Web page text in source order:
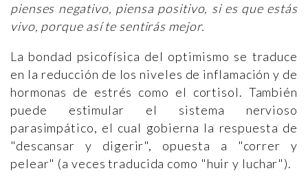
pienses negativo, piensa positivo, si es que estás
vivo, porque así te sentirás mejor.
La bondad psicofísica del optimismo se traduce
en la reducción de los niveles de inflamación y de
hormonas de estrés como el cortisol. También
puede estimular el sistema nervioso
parasimpático, el cual gobierna la respuesta de
"descansar y digerir", opuesta a "correr y
pelear" (a veces traducida como "huir y luchar").